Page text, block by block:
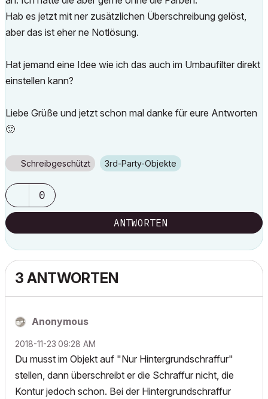
Hab es jetzt mit ner zusätzlichen Überschreibung gelöst,
aber das ist eher ne Notlösung.
Hat jemand eine Idee wie ich das auch im Umbaufilter direkt
einstellen kann?
Liebe Grüße und jetzt schon mal danke für eure Antworten
🙂
Schreibgeschützt 3rd-Party-Objekte
0
ANTWORTEN
3 ANTWORTEN
Anonymous
‎2018-11-23 09:28 AM
Du musst im Objekt auf "Nur Hintergrundschraffur"
stellen, dann überschreibt er die Schraffur nicht, die
Kontur jedoch schon. Bei der Hintergrundschraffur